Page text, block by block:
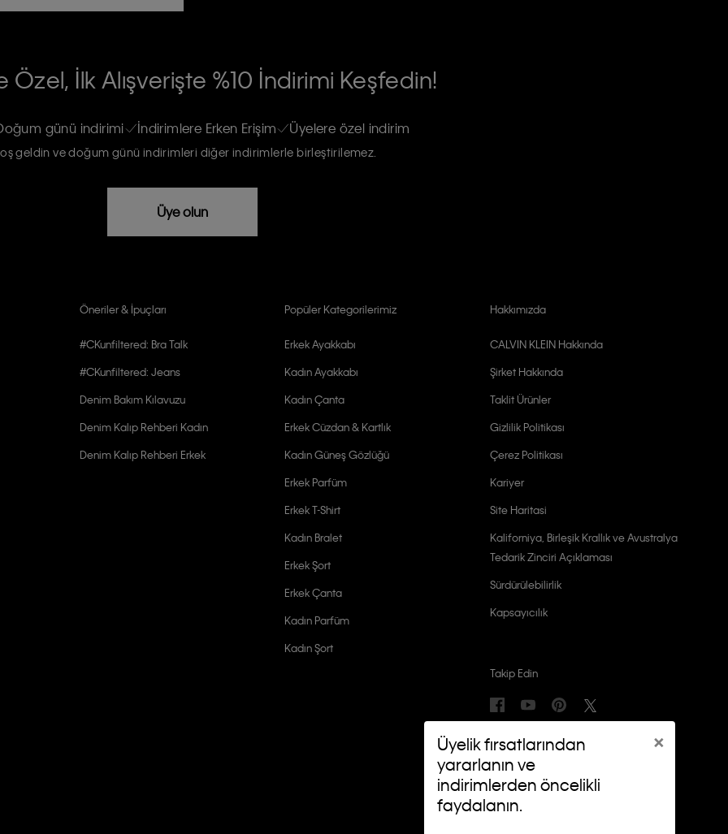
×
Üyelik fırsatlarından
yararlanın ve
indirimlerden öncelikli
faydalanın.
ve güncel ürün,
Özel, İlk Alışverişte %10 İndirimi Keşfedin!
günü indirimi İndirimlere Erken Erişim Üyelere özel indirim
geldin ve doğum günü indirimleri diğer indirimlerle birleştirilemez.
Üye olun
Öneriler & İpuçları
#CKunfiltered: Bra Talk
#CKunfiltered: Jeans
Denim Bakım Kılavuzu
Denim Kalıp Rehberi Kadın
Denim Kalıp Rehberi Erkek
Popüler Kategorilerimiz
Erkek Ayakkabı
Kadın Ayakkabı
Kadın Çanta
Erkek Cüzdan & Kartlık
Kadın Güneş Gözlüğü
Erkek Parfüm
Erkek T-Shirt
Kadın Bralet
Erkek Şort
Erkek Çanta
Kadın Parfüm
Kadın Şort
Hakkımızda
CALVIN KLEIN Hakkında
Şirket Hakkında
Taklit Ürünler
Gizlilik Politikası
Çerez Politikası
Kariyer
Site Haritasi
Kaliforniya, Birleşik Krallık ve Avustralya
Tedarik Zinciri Açıklaması
Sürdürülebilirlik
Kapsayıcılık
Takip Edin